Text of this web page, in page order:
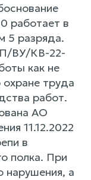
работает в
5 разряда.
ВУ/КВ-22-
как не
труда
работ.
АО
11.12.2022
в
полка. При
нарушения, а